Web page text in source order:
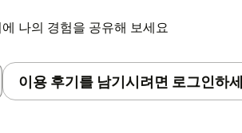
나의 경험을 공유해 보세요
이용 후기를 남기시려면 로그인하